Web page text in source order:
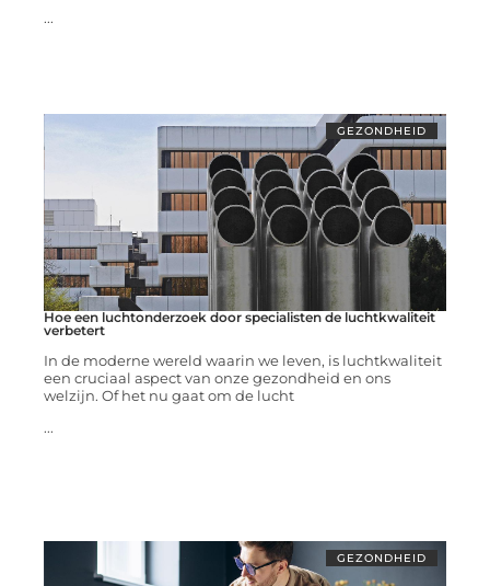
...
GEZONDHEID
Hoe een luchtonderzoek door specialisten de luchtkwaliteit
verbetert
In de moderne wereld waarin we leven, is luchtkwaliteit
een cruciaal aspect van onze gezondheid en ons
welzijn. Of het nu gaat om de lucht
...
GEZONDHEID